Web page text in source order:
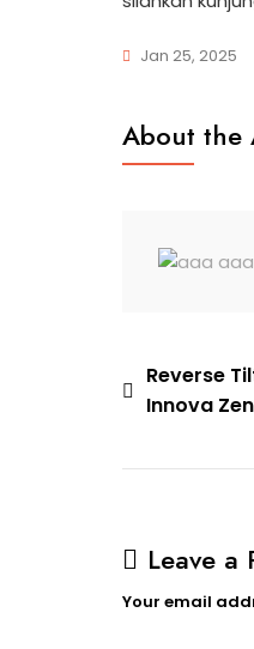
Jan 25, 2025
About the
Post
navigation
Reverse
Innova
Leave a
Your email